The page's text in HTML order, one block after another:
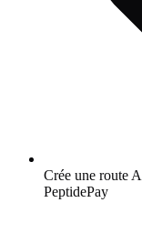
Crée une route
PeptidePay